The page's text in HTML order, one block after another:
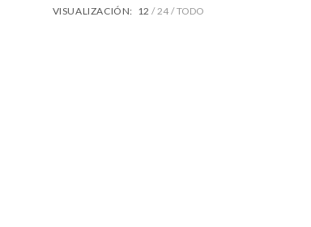
VISUALIZACIÓN: 12 24 TODO